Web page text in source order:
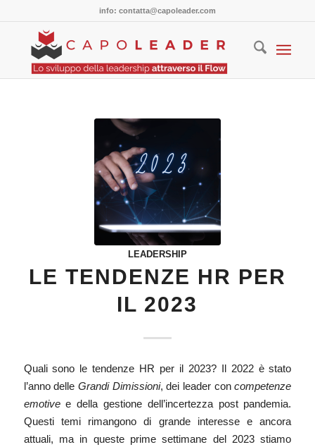
info: contatta@capoleader.com
LEADERSHIP
LE TENDENZE HR PER
IL 2023
Quali sono le tendenze HR per il 2023? Il2022è stato
l’anno delle Grandi Dimissioni, dei leader concompetenze
emotivee della gestione dell’incertezza post pandemia.
Questi temi rimangono di grande interesse e ancora
attuali, ma in queste prime settimane del 2023 stiamo